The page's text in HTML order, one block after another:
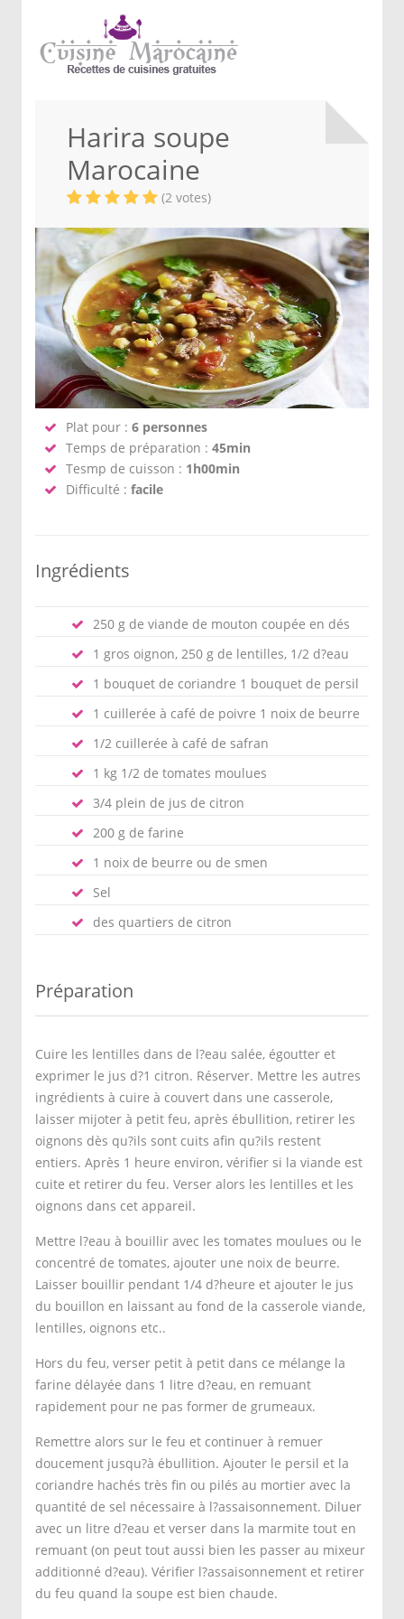
Harira soupe
Marocaine
(2 votes)
Plat pour : 6 personnes
Temps de préparation : 45min
Tesmp de cuisson : 1h00min
Difficulté : facile
Ingrédients
250 g de viande de mouton coupée en dés
1 gros oignon, 250 g de lentilles, 1/2 d?eau
1 bouquet de coriandre 1 bouquet de persil
1 cuillerée à café de poivre 1 noix de beurre
1/2 cuillerée à café de safran
1 kg 1/2 de tomates moulues
3/4 plein de jus de citron
200 g de farine
1 noix de beurre ou de smen
Sel
des quartiers de citron
Préparation
Cuire les lentilles dans de l?eau salée, égoutter et
exprimer le jus d?1 citron. Réserver. Mettre les autres
ingrédients à cuire à couvert dans une casserole,
laisser mijoter à petit feu, après ébullition, retirer les
oignons dès qu?ils sont cuits afin qu?ils restent
entiers. Après 1 heure environ, vérifier si la viande est
cuite et retirer du feu. Verser alors les lentilles et les
oignons dans cet appareil.
Mettre l?eau à bouillir avec les tomates moulues ou le
concentré de tomates, ajouter une noix de beurre.
Laisser bouillir pendant 1/4 d?heure et ajouter le jus
du bouillon en laissant au fond de la casserole viande,
lentilles, oignons etc..
Hors du feu, verser petit à petit dans ce mélange la
farine délayée dans 1 litre d?eau, en remuant
rapidement pour ne pas former de grumeaux.
Remettre alors sur le feu et continuer à remuer
doucement jusqu?à ébullition. Ajouter le persil et la
coriandre hachés très fin ou pilés au mortier avec la
quantité de sel nécessaire à l?assaisonnement. Diluer
avec un litre d?eau et verser dans la marmite tout en
remuant (on peut tout aussi bien les passer au mixeur
additionné d?eau). Vérifier l?assaisonnement et retirer
du feu quand la soupe est bien chaude.